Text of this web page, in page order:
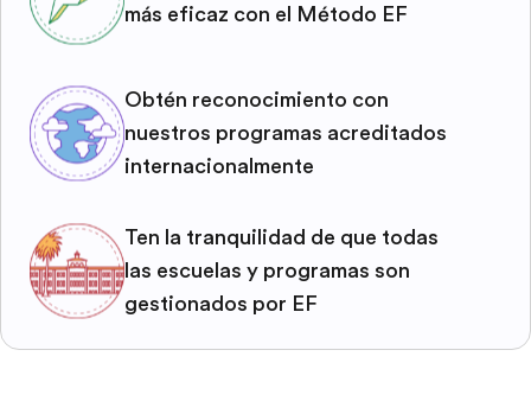
más eficaz con el Método EF
Obtén reconocimiento con
nuestros programas acreditados
internacionalmente
Ten la tranquilidad de que todas
las escuelas y programas son
gestionados por EF